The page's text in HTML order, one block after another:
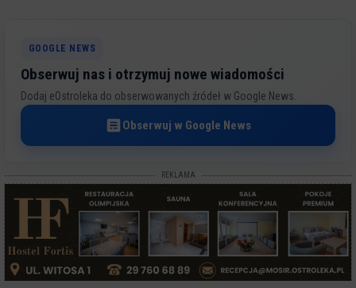
GOOGLE NEWS
Obserwuj nas i otrzymuj nowe wiadomości
Dodaj eOstroleka do obserwowanych źródeł w Google News.
Obserwuj w Google News
REKLAMA